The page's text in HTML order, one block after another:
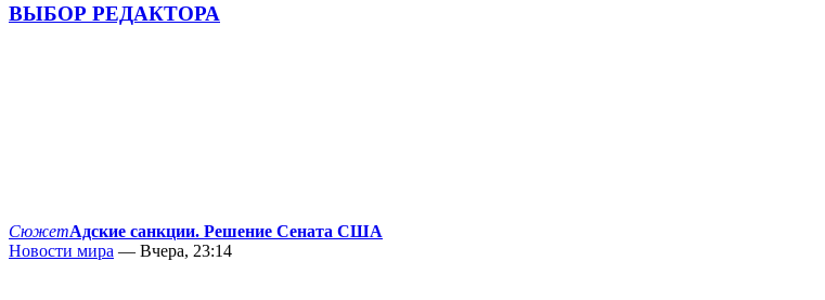
ВЫБОР РЕДАКТОРА
СюжетАдские санкции. Решение Сената США
Новости мира — Вчера, 23:14